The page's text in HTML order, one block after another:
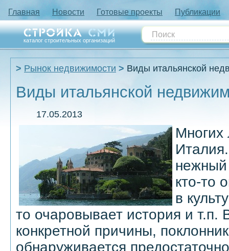
Главная Новости Готовые проекты Публикации
каталог строительных организаций
Рынок недвижимости Виды итальянской
Виды итальянской
17.05.2013
Многих
нежный
кто-то
в
то очаровывает история и т.п.
конкретной причины,
обнаруживается